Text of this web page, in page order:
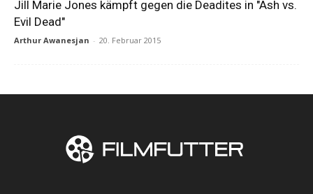
Jill Marie Jones kämpft gegen die Deadites in "Ash vs.
Evil Dead"
Arthur Awanesjan - 20. Februar 2015